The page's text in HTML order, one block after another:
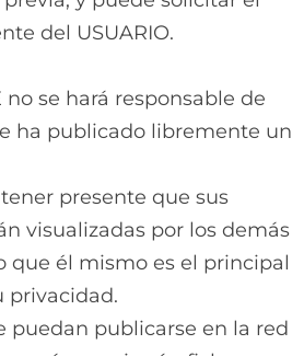
del USUARIO.
no se hará responsable de
ha publicado libremente un
tener presente que sus
visualizadas por los demás
que él mismo es el principal
privacidad.
puedan publicarse en la red